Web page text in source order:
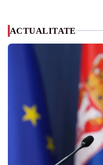
ACTUALITATE